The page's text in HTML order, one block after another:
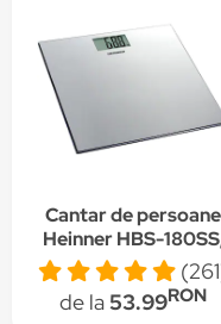
Cantar de persoane
Heinner HBS-
180kg, platforma
inox, 30 x 30 cm,
display lcd, Inox
de la53.99RON